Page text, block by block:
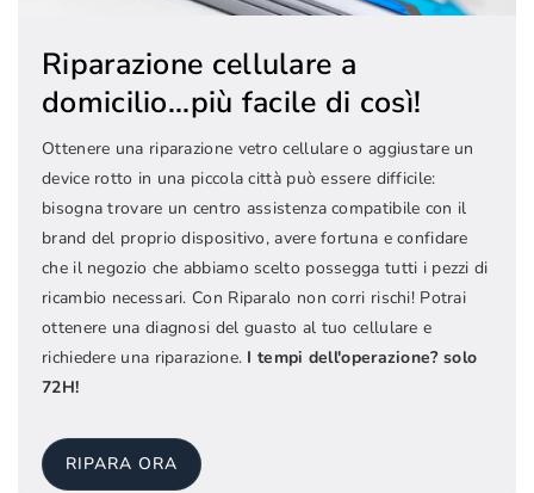
Riparazione cellulare a
domicilio...più facile di così!
Ottenere una riparazione vetro cellulare o aggiustare un
device rotto in una piccola città può essere difficile:
bisogna trovare un centro assistenza compatibile con il
brand del proprio dispositivo, avere fortuna e confidare
che il negozio che abbiamo scelto possegga tutti i pezzi di
ricambio necessari. Con Riparalo non corri rischi! Potrai
ottenere una diagnosi del guasto al tuo cellulare e
richiedere una riparazione. I tempi dell'operazione? solo
72H!
RIPARA ORA